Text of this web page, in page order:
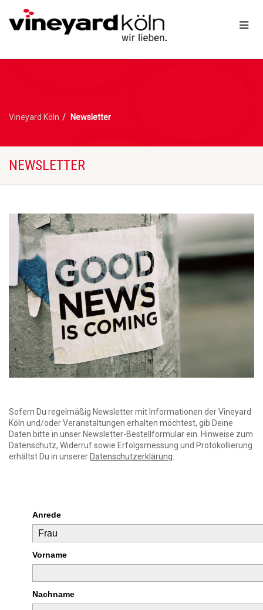
Vineyard Köln Newsletter
NEWSLETTER
Sofern Du regelmäßig Newsletter mit Informationen der Vineyard
Köln und/oder Veranstaltungen erhalten möchtest, gib Deine
Daten bitte in unser Newsletter-Bestellformular ein. Hinweise zum
Datenschutz, Widerruf sowie Erfolgsmessung und Protokollierung
erhältst Du in unserer Datenschutzerklärung
Anrede
Vorname
Nachname